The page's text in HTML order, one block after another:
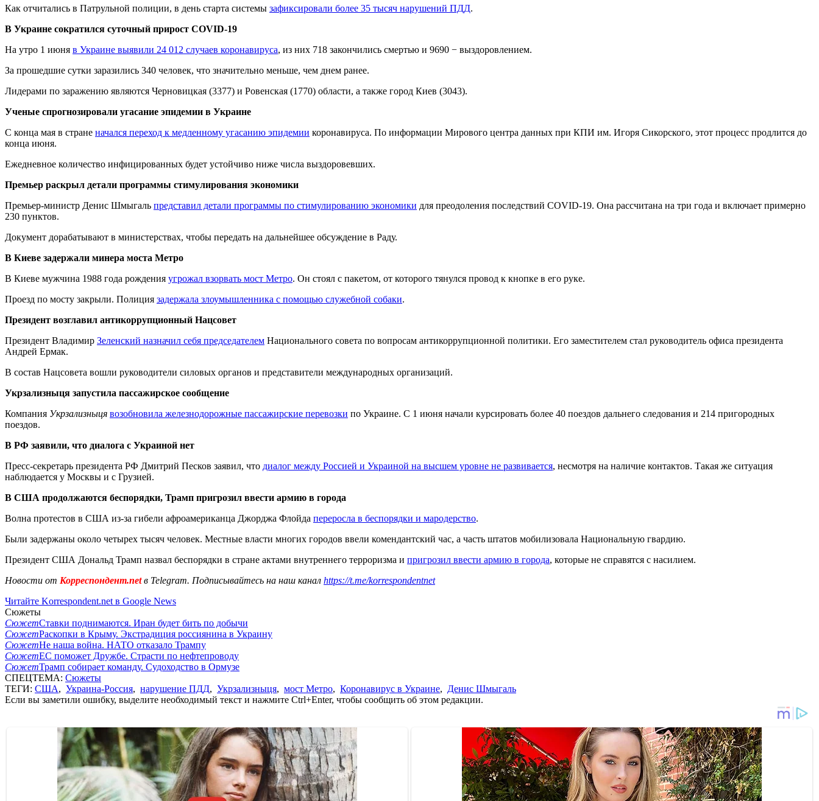
Как отчитались в Патрульной полиции, в день старта системы зафиксировали более 35 тысяч нарушений ПДД.
В Украине сократился суточный прирост COVID-19
На утро 1 июня в Украине выявили 24 012 случаев коронавируса, из них 718 закончились смертью и 9690 − выздоровлением.
За прошедшие сутки заразились 340 человек, что значительно меньше, чем днем ранее.
Лидерами по заражению являются Черновицкая (3377) и Ровенская (1770) области, а также город Киев (3043).
Ученые спрогнозировали угасание эпидемии в Украине
С конца мая в стране начался переход к медленному угасанию эпидемии коронавируса. По информации Мирового центра данных при КПИ им. Игоря Сикорского, этот процесс продлится до
конца июня.
Ежедневное количество инфицированных будет устойчиво ниже числа выздоровевших.
Премьер раскрыл детали программы стимулирования экономики
Премьер-министр Денис Шмыгаль представил детали программы по стимулированию экономики для преодоления последствий COVID-19. Она рассчитана на три года и включает примерно
230 пунктов.
Документ дорабатывают в министерствах, чтобы передать на дальнейшее обсуждение в Раду.
В Киеве задержали минера моста Метро
В Киеве мужчина 1988 года рождения угрожал взорвать мост Метро. Он стоял с пакетом, от которого тянулся провод к кнопке в его руке.
Проезд по мосту закрыли. Полиция задержала злоумышленника с помощью служебной собаки.
Президент возглавил антикоррупционный Нацсовет
Президент Владимир Зеленский назначил себя председателем Национального совета по вопросам антикоррупционной политики. Его заместителем стал руководитель офиса президента
Андрей Ермак.
В состав Нацсовета вошли руководители силовых органов и представители международных организаций.
Укрзализныця запустила пассажирское сообщение
Компания Укрзализныця возобновила железнодорожные пассажирские перевозки по Украине. С 1 июня начали курсировать более 40 поездов дальнего следования и 214 пригородных
поездов.
В РФ заявили, что диалога с Украиной нет
Пресс-секретарь президента РФ Дмитрий Песков заявил, что диалог между Россией и Украиной на высшем уровне не развивается, несмотря на наличие контактов. Такая же ситуация
наблюдается у Москвы и с Грузией.
В США продолжаются беспорядки, Трамп пригрозил ввести армию в города
Волна протестов в США из-за гибели афроамериканца Джорджа Флойда переросла в беспорядки и мародерство.
Были задержаны около четырех тысяч человек. Местные власти многих городов ввели комендантский час, а часть штатов мобилизовала Национальную гвардию.
Президент США Дональд Трамп назвал беспорядки в стране актами внутреннего терроризма и пригрозил ввести армию в города, которые не справятся с насилием.
Новости от Корреспондент.netв Telegram. Подписывайтесь на наш канал https://t.me/korrespondentnet
Читайте Korrespondent.net в Google News
Сюжеты
СюжетСтавки поднимаются. Иран будет бить по добычи
СюжетРаскопки в Крыму. Экстрадиция россиянина в Украину
СюжетНе наша война. НАТО отказало Трампу
СюжетЕС поможет Дружбе. Страсти по нефтепроводу
СюжетТрамп собирает команду. Судоходство в Ормузе
СПЕЦТЕМА: Сюжеты
ТЕГИ: США, Украина-Россия, нарушение ПДД, Укрзализныця, мост Метро, Коронавирус в Украине, Денис Шмыгаль
Если вы заметили ошибку, выделите необходимый текст и нажмите Ctrl+Enter, чтобы сообщить об этом редакции.